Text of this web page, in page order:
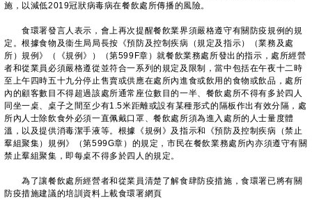
施，以減低2019冠狀病毒病在餐飲處所傳播的風險。
食環署發言人表示，會上再次提醒餐飮業界須嚴格遵守有關防疫規例的規
定。根據食物及衞生局局長按《預防及控制疾病（規定及指示）（業務及處
所）規例》（《規例》）（第599F章）就餐飲業務處所發出的指示，處所經營
者和從業員必須嚴格遵從並符合一系列的規定及限制，當中包括在午夜十二時
至上午四時五十九分停止售賣或供應在處所內進食或飲用的食物或飲品，處所
內的顧客數目不得超過該處所通常座位數目的一半、餐飲處所不得有多於四人
同坐一桌、桌子之間至少有1.5米距離或設有某種形式的隔板作出有效分隔，處
所內人士除飲食外必須一直佩戴口罩、餐飲處所須為進入處所的人士量度體
溫，以及提供消毒潔手液等。根據《規例》及指示和《預防及控制疾病（禁止
羣組聚集）規例》（第599G章）的規定，市民在餐飲業務處所內亦須遵守有關
禁止羣組聚集，即每桌不得多於四人的規定。
為了讓餐飲處所經營者和從業員清楚了解食肆防疫措施，食環署已將有關
防疫措施建議的培訓資料上載食環署網頁